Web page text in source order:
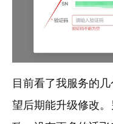
目前看了我服务的
望后期能升级修改